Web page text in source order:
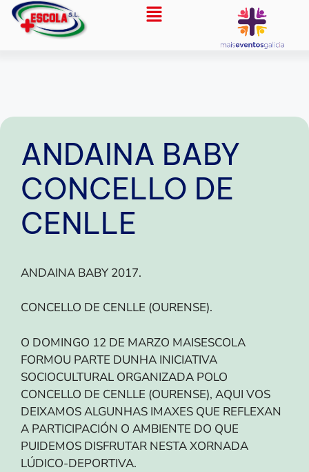
ANDAINA BABY
CONCELLO DE
CENLLE
ANDAINA BABY 2017.
CONCELLO DE CENLLE (OURENSE).
O DOMINGO 12 DE MARZO MAISESCOLA
FORMOU PARTE DUNHA INICIATIVA
SOCIOCULTURAL ORGANIZADA POLO
CONCELLO DE CENLLE (OURENSE), AQUI VOS
DEIXAMOS ALGUNHAS IMAXES QUE REFLEXAN
A PARTICIPACIÓN O AMBIENTE DO QUE
PUIDEMOS DISFRUTAR NESTA XORNADA
LÚDICO-DEPORTIVA.